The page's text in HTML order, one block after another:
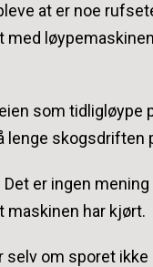
at er noe
med
som
lenge skogsdriften
er ingen
maskinen har kjørt.
selv om sporet